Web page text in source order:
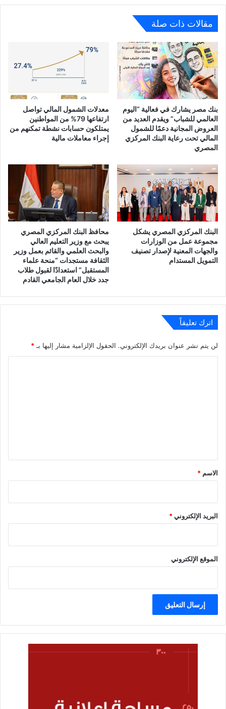
مقالات ذات صلة
بنك مصر يشارك في فعالية “اليوم
العالمي للشباب” ويقدم العديد من
العروض المجانية دعمًا للشمول
المالي تحت رعاية البنك المركزي
المصري
معدلات الشمول المالي تواصل
ارتفاعها 79% من المواطنين
يمتلكون حسابات نشطة تمكنهم من
إجراء معاملات مالية
البنك المركزي المصري يشكل
مجموعة عمل من الوزارات
والجهات المعنية لإصدار تصنيف
التمويل المستدام
محافظ البنك المركزي المصري
يبحث مع وزير التعليم العالي
والبحث العلمي والقائم بعمل وزير
الثقافة مستجدات “منحة علماء
المستقبل” استعدادًا لقبول طلاب
جدد خلال العام الجامعي القادم
اترك تعليقاً
لن يتم نشر عنوان بريدك الإلكتروني. الحقول الإلزامية مشار إليها بـ *
*
الاسم *
البريد الإلكتروني*
الموقع الإلكتروني